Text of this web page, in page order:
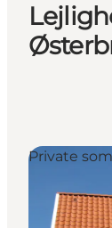
Det sker
Private